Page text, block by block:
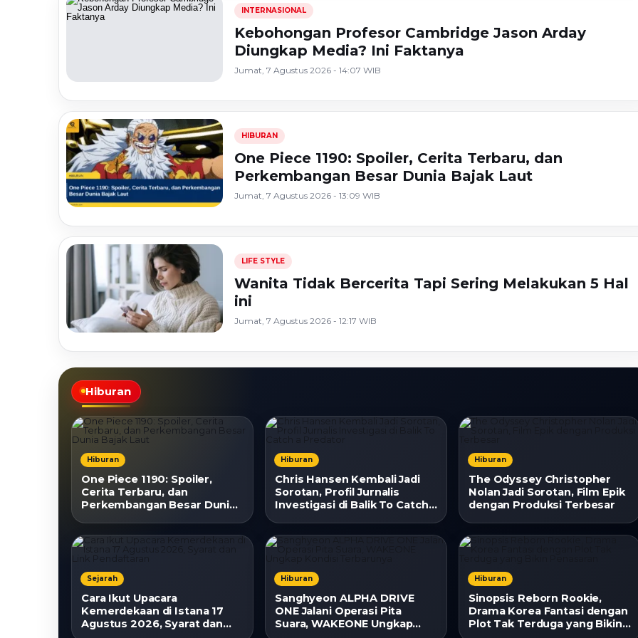
INTERNASIONAL
Kebohongan Profesor Cambridge Jason Arday
Diungkap Media? Ini Faktanya
Jumat, 7 Agustus 2026 - 14:07 WIB
HIBURAN
One Piece 1190: Spoiler, Cerita Terbaru, dan
Perkembangan Besar Dunia Bajak Laut
Jumat, 7 Agustus 2026 - 13:09 WIB
LIFE STYLE
Wanita Tidak Bercerita Tapi Sering Melakukan 5 Hal
ini
Jumat, 7 Agustus 2026 - 12:17 WIB
Hiburan
Hiburan
One Piece 1190: Spoiler,
Cerita Terbaru, dan
Perkembangan Besar Dunia
Hiburan
Chris Hansen Kembali Jadi
Sorotan, Profil Jurnalis
Investigasi di Balik To Catch
Hiburan
The Odyssey Christopher
Nolan Jadi Sorotan, Film Epik
dengan Produksi Terbesar
Sejarah
Cara Ikut Upacara
Kemerdekaan di Istana 17
Agustus 2026, Syarat dan
Hiburan
Sanghyeon ALPHA DRIVE
ONE Jalani Operasi Pita
Suara, WAKEONE Ungkap
Hiburan
Sinopsis Reborn Rookie,
Drama Korea Fantasi dengan
Plot Tak Terduga yang Bikin